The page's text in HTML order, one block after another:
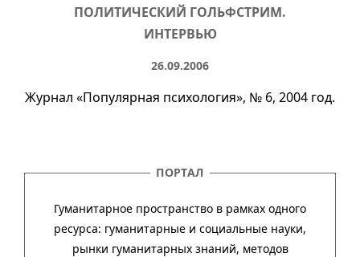
ПОЛИТИЧЕСКИЙ ГОЛЬФСТРИМ.
ИНТЕРВЬЮ
26.09.2006
Журнал «Популярная психология», № 6, 2004 год.
ПОРТАЛ
Гуманитарное пространство в рамках одного
ресурса: гума­ни­тар­ные и соци­аль­ные науки,
рынки гума­ни­тар­ных зна­ний, методов